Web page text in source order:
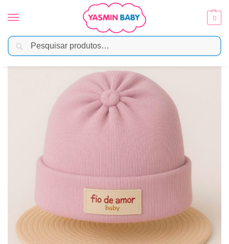
0
Início Moda Bebê / Meias e Acessórios